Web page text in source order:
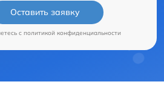
Оставить заявку
c политикой конфиденциальности